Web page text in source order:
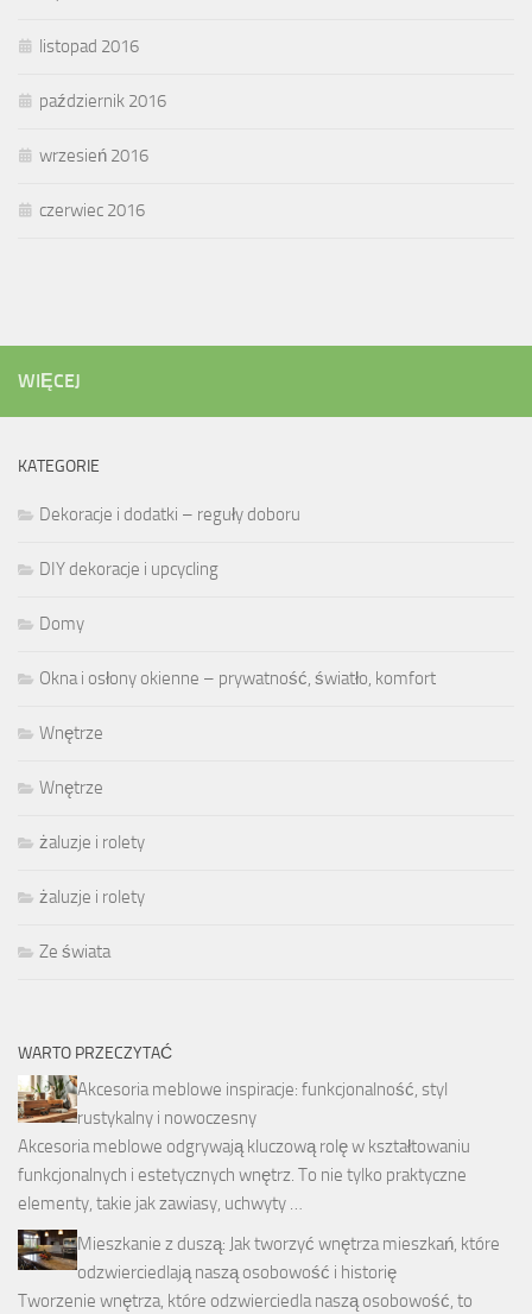
listopad 2016
październik 2016
wrzesień 2016
czerwiec 2016
WIĘCEJ
KATEGORIE
Dekoracje i dodatki – reguły doboru
DIY dekoracje i upcycling
Domy
Okna i osłony okienne – prywatność, światło, komfort
Wnętrze
Wnętrze
żaluzje i rolety
żaluzje i rolety
Ze świata
WARTO PRZECZYTAĆ
Akcesoria meblowe inspiracje: funkcjonalność, styl
rustykalny i nowoczesny
Akcesoria meblowe odgrywają kluczową rolę w kształtowaniu
funkcjonalnych i estetycznych wnętrz. To nie tylko praktyczne
elementy, takie jak zawiasy, uchwyty …
Mieszkanie z duszą: Jak tworzyć wnętrza mieszkań, które
odzwierciedlają naszą osobowość i historię
Tworzenie wnętrza, które odzwierciedla naszą osobowość, to